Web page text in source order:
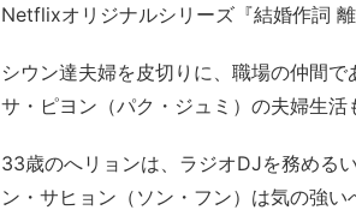
Netflixオリジナルシリーズ『結婚作詞
シウン達夫婦を皮切りに、職場の仲間
サ・ピヨン（パク・ジュミ）の夫婦生活
33歳のへリョンは、ラジオDJを務める
ン・サヒョン（ソン・フン）は気の強